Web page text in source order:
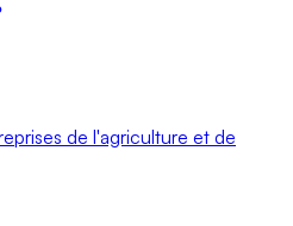
de l'agriculture et de